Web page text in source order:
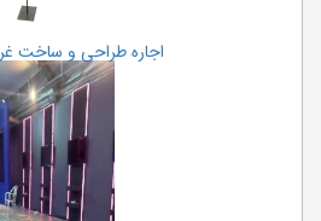
اجاره طراحی و ساخت